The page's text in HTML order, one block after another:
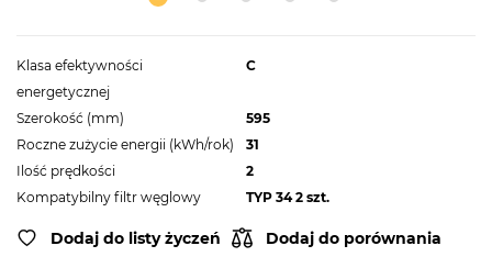
Klasa efektywności
energetycznej
C
Szerokość (mm)
595
Roczne zużycie energii (kWh/rok)
31
Ilość prędkości
2
Kompatybilny filtr węglowy
TYP 34 2 szt.
Dodaj do listy życzeń Dodaj do porównania